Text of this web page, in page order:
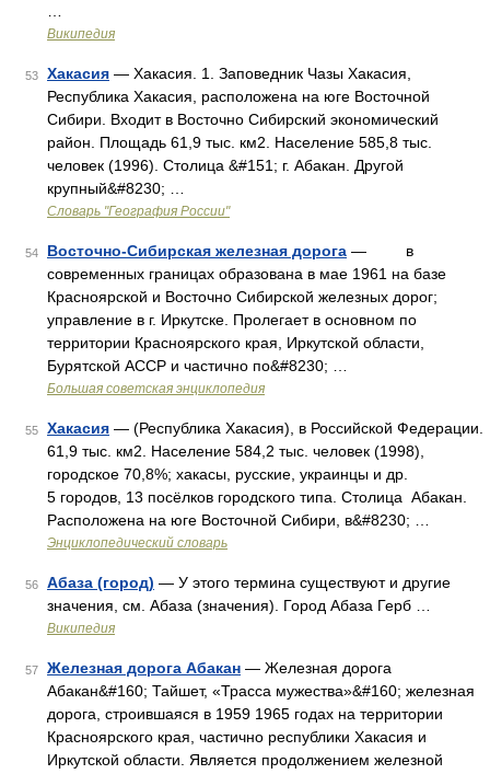
Википедия
53 Хакасия — Хакасия. 1. Заповедник Чазы Хакасия,
Республика Хакасия, расположена на юге Восточной
Сибири. Входит в Восточно Сибирский экономический
район. Площадь 61,9 тыс. км2. Население 585,8 тыс.
человек (1996). Столица &#151; г. Абакан. Другой
крупный&#8230; …
Словарь "География России"
54 Восточно-Сибирская железная дорога — в
современных границах образована в мае 1961 на базе
Красноярской и Восточно Сибирской железных дорог;
управление в г. Иркутске. Пролегает в основном по
территории Красноярского края, Иркутской области,
Бурятской АССР и частично по&#8230; …
Большая советская энциклопедия
55 Хакасия — (Республика Хакасия), в Российской Федерации.
61,9 тыс. км2. Население 584,2 тыс. человек (1998),
городское 70,8%; хакасы, русские, украинцы и др.
5 городов, 13 посёлков городского типа. Столица Абакан.
Расположена на юге Восточной Сибири, в&#8230; …
Энциклопедический словарь
56 Абаза (город) — У этого термина существуют и другие
значения, см. Абаза (значения). Город Абаза Герб …
Википедия
57 Железная дорога Абакан — Железная дорога
Абакан&#160; Тайшет, «Трасса мужества»&#160; железная
дорога, строившаяся в 1959 1965 годах на территории
Красноярского края, частично республики Хакасия и
Иркутской области. Является продолжением железной